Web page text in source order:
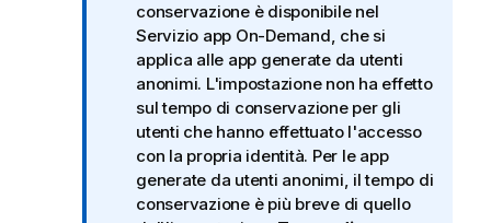
o
t
a
i
n
f
o
r
m
conservazione è disponibile nel
Servizio app On-Demand, che si
applica alle app generate da utenti
anonimi. L'impostazione non ha effetto
sul tempo di conservazione per gli
utenti che hanno effettuato l'accesso
con la propria identità. Per le app
generate da utenti anonimi, il tempo di
conservazione è più breve di quello